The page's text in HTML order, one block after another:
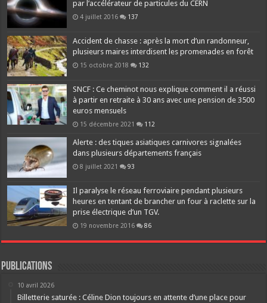
par l’accélérateur de particules du CERN
4 juillet 2016 137
Accident de chasse : après la mort d’un randonneur,
plusieurs maires interdisent les promenades en forêt
15 octobre 2018 132
SNCF : Ce cheminot nous explique comment il a réussi
à partir en retraite à 30 ans avec une pension de 3500
euros mensuels
15 décembre 2021 112
Alerte : des tiques asiatiques carnivores signalées
dans plusieurs départements français
8 juillet 2021 93
Il paralyse le réseau ferroviaire pendant plusieurs
heures en tentant de brancher un four à raclette sur la
prise électrique d’un TGV.
19 novembre 2016 86
Publications
10 avril 2026
Billetterie saturée : Céline Dion toujours en attente d’une place pour